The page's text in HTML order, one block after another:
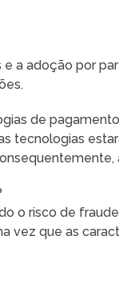
a adoção por
de
tecnologias
o risco de
vez que as